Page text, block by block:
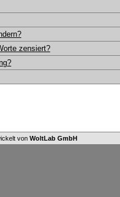
zensiert?
von WoltLab GmbH